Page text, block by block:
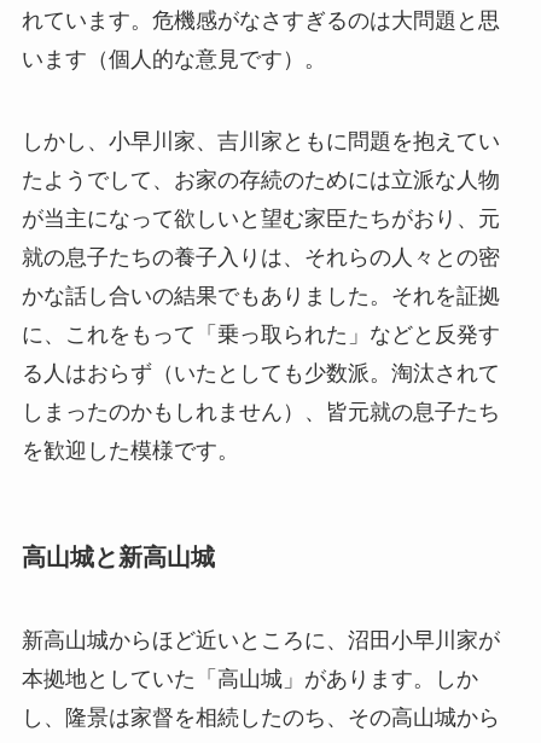
れています。危機感がなさすぎるのは大問題と思
います（個人的な意見です）。
しかし、小早川家、吉川家ともに問題を抱えてい
たようでして、お家の存続のためには立派な人物
が当主になって欲しいと望む家臣たちがおり、元
就の息子たちの養子入りは、それらの人々との密
かな話し合いの結果でもありました。それを証拠
に、これをもって「乗っ取られた」などと反発す
る人はおらず（いたとしても少数派。淘汰されて
しまったのかもしれません）、皆元就の息子たち
を歓迎した模様です。
高山城と新高山城
新高山城からほど近いところに、沼田小早川家が
本拠地としていた「高山城」があります。しか
し、隆景は家督を相続したのち、その高山城から